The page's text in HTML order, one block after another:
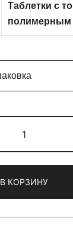
Таблетки с
полимерным
товара
SUPER
(Dapoxetine
60mg
+
В КОРЗИНУ